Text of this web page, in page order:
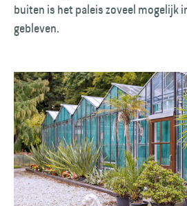
buiten is het paleis zoveel mogelijk
gebleven.